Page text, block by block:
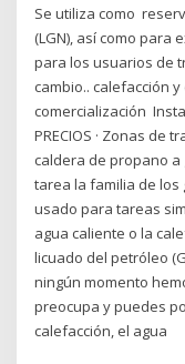
Se utiliza como
(LGN), así como para
para los usuarios de
cambio.. calefacción
comercialización
PRECIOS · Zonas de
caldera de propano
tarea la familia de los
usado para tareas
agua caliente o la
licuado del petróleo
ningún momento
preocupa y puedes
calefacción, el agua